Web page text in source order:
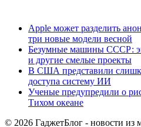
Apple может разделить
три новые модели весной
Безумные машины СССР:
и другие смелые проекты
В США представили
доступа систему ИИ
Ученые предупредили о
Тихом океане
© 2026 ГаджетБлог - новости